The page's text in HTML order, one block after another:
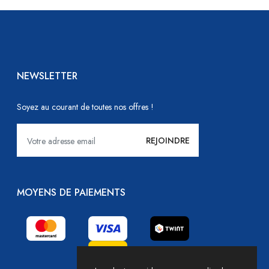
NEWSLETTER
Soyez au courant de toutes nos offres !
MOYENS DE PAIEMENTS